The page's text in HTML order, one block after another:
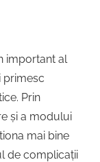
important al
primesc
Prin
și a modului
mai bine
de complicații